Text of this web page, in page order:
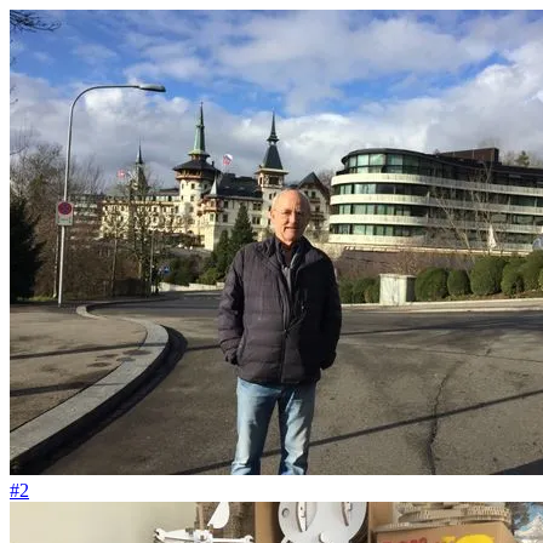
#56
Wir wollten nie Geld von Investoren
#2